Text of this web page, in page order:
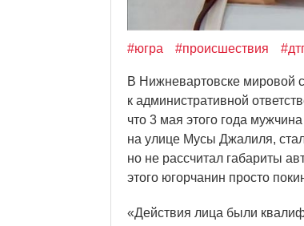
#югра #происшествия
В Нижневартовске мировой
к административной
что 3 мая этого года
на улице Мусы Джалиля,
но не рассчитал габариты
этого югорчанин просто
«Действия лица были